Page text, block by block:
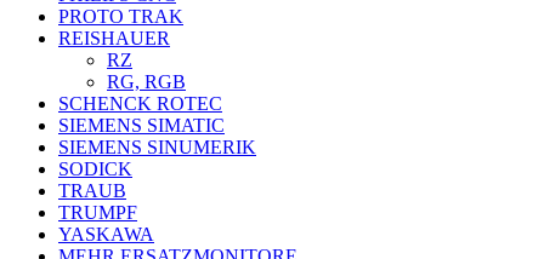
PROTO TRAK
REISHAUER
RZ
RG, RGB
SCHENCK ROTEC
SIEMENS SIMATIC
SIEMENS SINUMERIK
SODICK
TRAUB
TRUMPF
YASKAWA